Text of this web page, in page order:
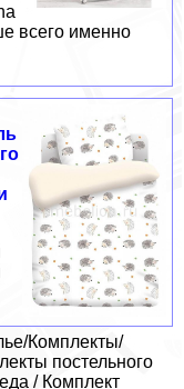
всего именно
Комплекты/
постельного
/ Комплект